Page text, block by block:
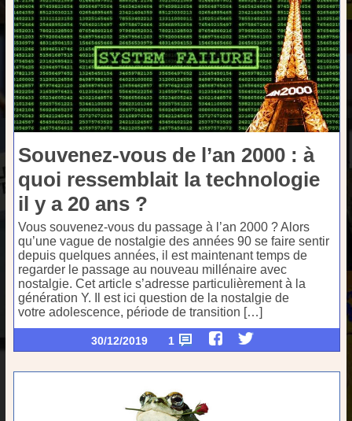
Souvenez-vous de l’an 2000 : à
quoi ressemblait la technologie
il y a 20 ans ?
Vous souvenez-vous du passage à l’an 2000 ? Alors
qu’une vague de nostalgie des années 90 se faire sentir
depuis quelques années, il est maintenant temps de
regarder le passage au nouveau millénaire avec
nostalgie. Cet article s’adresse particulièrement à la
génération Y. Il est ici question de la nostalgie de
votre adolescence, période de transition […]
30/12/2019 1